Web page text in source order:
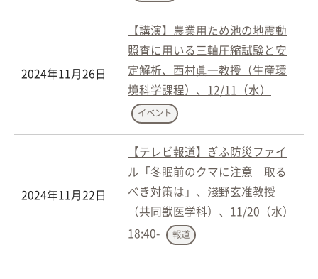
2024年11月26日
【講演】農業用ため池の地震動
照査に用いる三軸圧縮試験と安
定解析、西村眞一教授（生産環
境科学課程）、12/11（水）
イベント
2024年11月22日
【テレビ報道】ぎふ防災ファイ
ル「冬眠前のクマに注意 取る
べき対策は」、淺野玄准教授
（共同獣医学科）、11/20（水）
18:40-
報道